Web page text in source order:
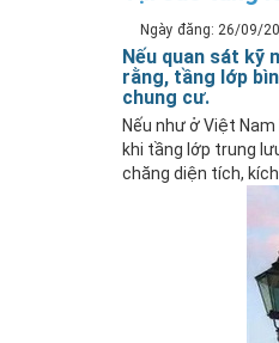
Ngày đăng: 26/09/
Nếu quan sát kỹ
rằng, tầng lớp
chung cư.
Nếu như ở Việt
khi tầng lớp trung
chăng diện tích,